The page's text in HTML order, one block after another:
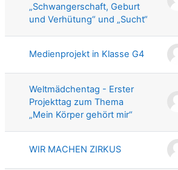
„Schwangerschaft, Geburt
und Verhütung“ und „Sucht“
Medienprojekt in Klasse G4
Weltmädchentag - Erster
Projekttag zum Thema
„Mein Körper gehört mir“
WIR MACHEN ZIRKUS